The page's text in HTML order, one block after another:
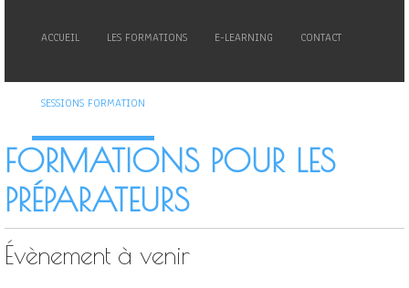
ACCUEIL LES FORMATIONS E-LEARNING CONTACT
SESSIONS FORMATION
FORMATIONS POUR LES
PRÉPARATEURS
Évènement à venir